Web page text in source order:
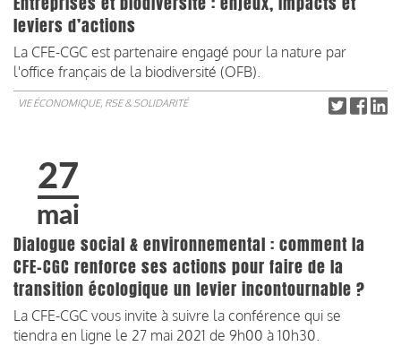
leviers d’actions
La CFE-CGC est partenaire engagé pour la nature par
l'office français de la biodiversité (OFB).
VIE ÉCONOMIQUE, RSE & SOLIDARITÉ
27
mai
Dialogue social & environnemental : comment la
CFE-CGC renforce ses actions pour faire de la
transition écologique un levier incontournable ?
La CFE-CGC vous invite à suivre la conférence qui se
tiendra en ligne le 27 mai 2021 de 9h00 à 10h30.